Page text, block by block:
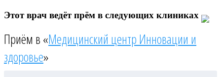
Этот врач ведёт прём в следующих клиниках
Приём в «Медицинский центр Инновации и
здоровье»